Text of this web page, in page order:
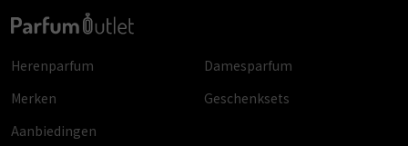
Herenparfum
Damesparfum
Merken
Geschenksets
Aanbiedingen